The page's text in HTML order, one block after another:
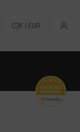
CZK | EUR